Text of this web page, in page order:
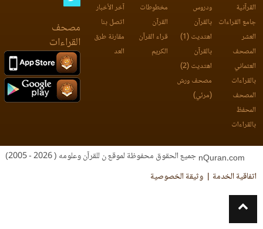
القرآنية
جامع القراءات
العشر
المصحف
العثماني
بالقراءات
المصحف
المحفظ
بالقراءات
ودروس
بالقرآن
اهتديت (1)
بالقرآن
اهتديت (2)
مصحف ورش
(مرئي)
مخطوطات
القرآن
قراء القرآن
الكريم
آخر الأخبار
اتصل بنا
مقارنة طرق
العد
مصحف
القراءات
جميع الحقوق محفوظة لموقع ن للقرآن وعلومه ( 2026 - 2005)
اتفاقية الخدمة
وثيقة الخصوصية